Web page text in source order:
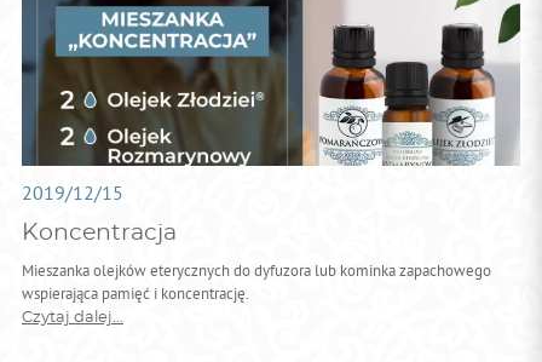
2019/12/15
Koncentracja
Mieszanka olejków eterycznych do dyfuzora lub kominka zapachowego
wspierająca pamięć i koncentrację.
Czytaj dalej...